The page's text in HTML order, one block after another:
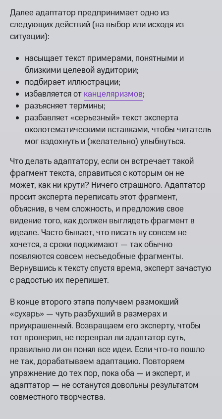
Далее адаптатор предпринимает одно из
следующих действий (на выбор или исходя из
ситуации):
насыщает текст примерами, понятными и
близкими целевой аудитории;
подбирает иллюстрации;
избавляется от канцеляризмов;
разъясняет термины;
разбавляет «серьезный» текст эксперта
околотематическими вставками, чтобы читатель
мог вздохнуть и (желательно) улыбнуться.
Что делать адаптатору, если он встречает такой
фрагмент текста, справиться с которым он не
может, как ни крути? Ничего страшного. Адаптатор
просит эксперта переписать этот фрагмент,
объяснив, в чем сложность, и предложив свое
видение того, как должен выглядеть фрагмент в
идеале. Часто бывает, что писать ну совсем не
хочется, а сроки поджимают — так обычно
появляются совсем несъедобные фрагменты.
Вернувшись к тексту спустя время, эксперт зачастую
с радостью их перепишет.
В конце второго этапа получаем размокший
«сухарь» — чуть разбухший в размерах и
приукрашенный. Возвращаем его эксперту, чтобы
тот проверил, не переврал ли адаптатор суть,
правильно ли он понял все идеи. Если что-то пошло
не так, дорабатываем адаптацию. Повторяем
упражнение до тех пор, пока оба — и эксперт, и
адаптатор — не останутся довольны результатом
совместного творчества.